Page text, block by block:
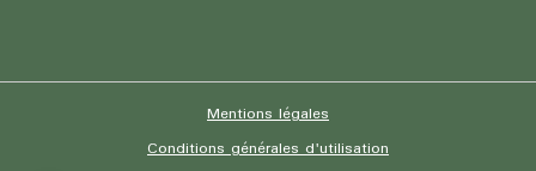
Mentions légales
Conditions générales d'utilisation